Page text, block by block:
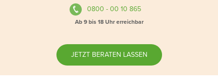
0800 - 00 10 865
Ab 9 bis 18 Uhr erreichbar
JETZT BERATEN LASSEN